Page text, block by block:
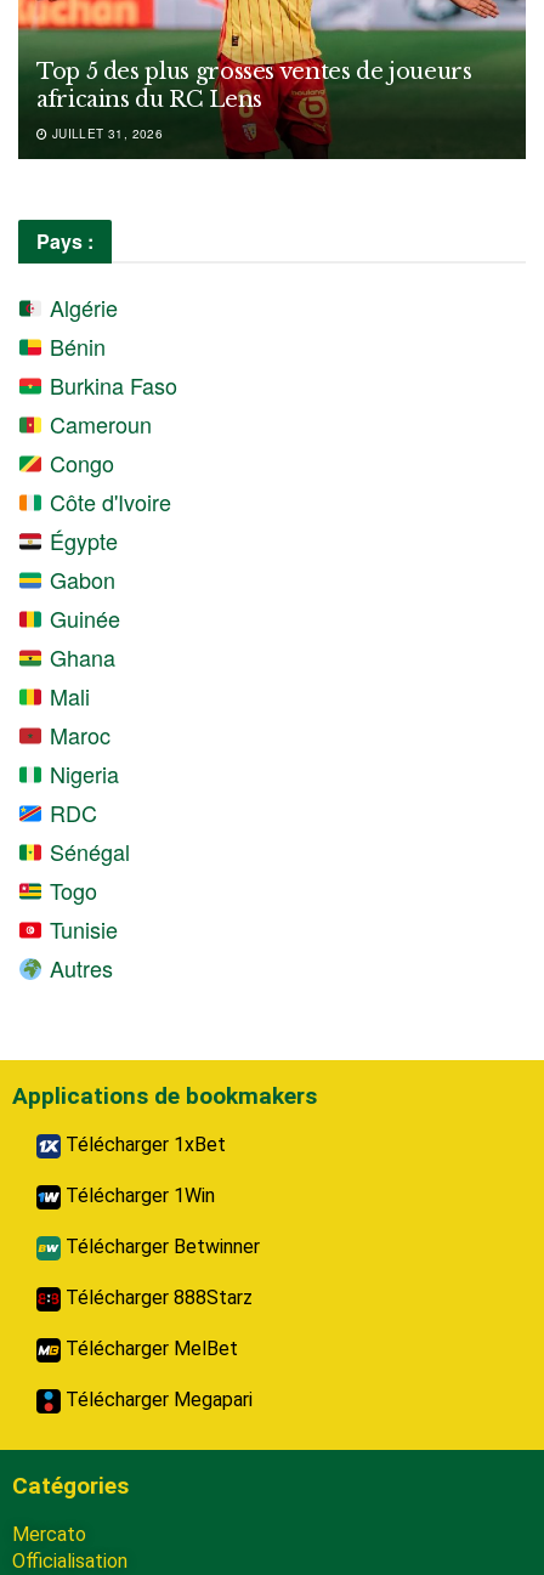
Top 5 des plus grosses ventes de joueurs
africains du RC Lens
JUILLET 31, 2026
Pays :
Algérie
Bénin
Burkina Faso
Cameroun
Congo
Côte d'Ivoire
Égypte
Gabon
Guinée
Ghana
Mali
Maroc
Nigeria
RDC
Sénégal
Togo
Tunisie
Autres
Applications de bookmakers
Télécharger 1xBet
Télécharger 1Win
Télécharger Betwinner
Télécharger 888Starz
Télécharger MelBet
Télécharger Megapari
Catégories
Mercato
Officialisation